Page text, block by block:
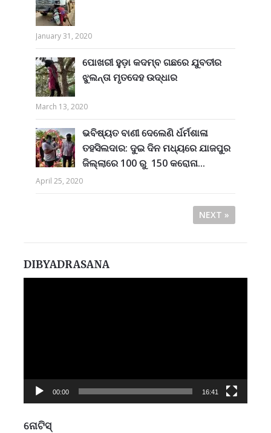
January 31, 2020
ପୋଖରୀ ହୁଡ଼ା କଦମ୍ବ ଗଛରେ ଯୁବତୀର
ଝୁଲନ୍ତା ମୃତଦେହ ଉଦ୍ଧାର
March 13, 2020
ଭବିଷ୍ୟତ ବାଣୀ ଦେଲେଣି ର୍ଧର୍ମଶାଳା
ତହସିଲଦାର: ଦୁଇ ଦିନ ମଧ୍ୟରେ ଯାଜପୁର
ଜିଲ୍ଲାରେ 100 ରୁ 150 କରୋନା...
April 25, 2020
NEXT »
DIBYADRASANA
00:00 16:41
ନୋଟିସ୍